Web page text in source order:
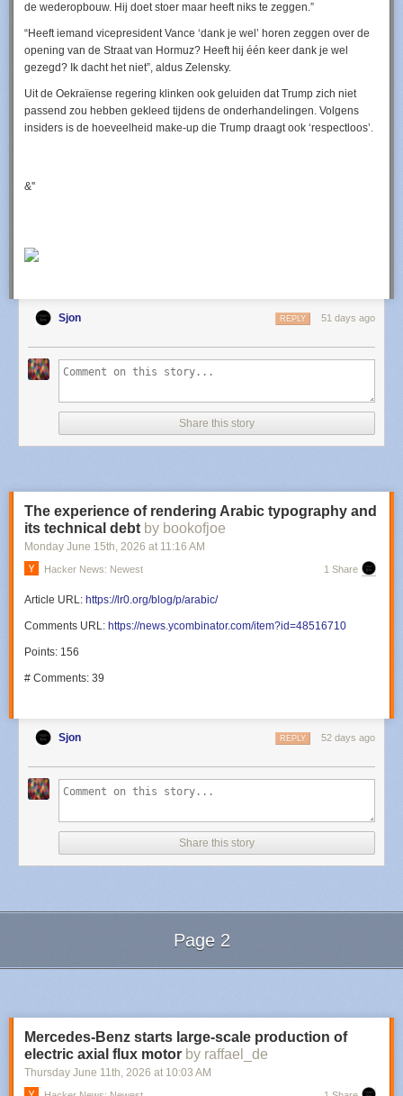
de wederopbouw. Hij doet stoer maar heeft niks te zeggen.”
“Heeft iemand vicepresident Vance ‘dank je wel’ horen zeggen over de
opening van de Straat van Hormuz? Heeft hij één keer dank je wel
gezegd? Ik dacht het niet”, aldus Zelensky.
Uit de Oekraïense regering klinken ook geluiden dat Trump zich niet
passend zou hebben gekleed tijdens de onderhandelingen. Volgens
insiders is de hoeveelheid make-up die Trump draagt ook ‘respectloos’.
&''
Sjon 51 days ago
REPLY
Share this story
The experience of rendering Arabic typography and
its technical debt by bookofjoe
Monday June 15th, 2026 at 11:16 AM
Hacker News: Newest 1 Share
Article URL: https://lr0.org/blog/p/arabic/
Comments URL: https://news.ycombinator.com/item?id=48516710
Points: 156
# Comments: 39
Sjon 52 days ago
REPLY
Share this story
Page 2
Mercedes‑Benz starts large‑scale production of
electric axial flux motor by raffael_de
Thursday June 11th, 2026 at 10:03 AM